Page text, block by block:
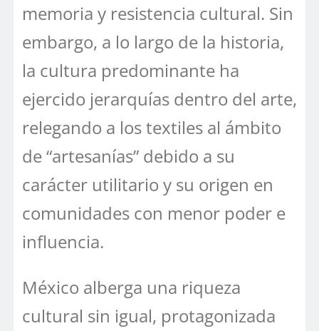
memoria y resistencia cultural. Sin
embargo, a lo largo de la historia,
la cultura predominante ha
ejercido jerarquías dentro del arte,
relegando a los textiles al ámbito
de “artesanías” debido a su
carácter utilitario y su origen en
comunidades con menor poder e
influencia.
México alberga una riqueza
cultural sin igual, protagonizada